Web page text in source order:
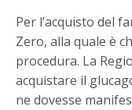
Per l’acquisto del
Zero, alla quale è
procedura. La
acquistare il
ne dovesse